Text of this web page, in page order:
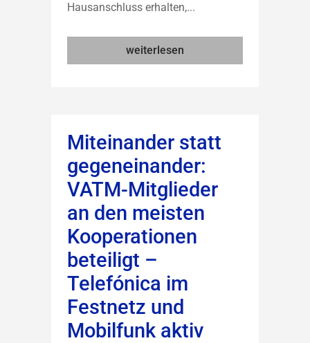
Hausanschluss erhalten,...
weiterlesen
Miteinander statt
gegeneinander:
VATM-Mitglieder
an den meisten
Kooperationen
beteiligt –
Telefónica im
Festnetz und
Mobilfunk aktiv